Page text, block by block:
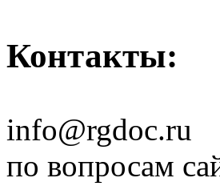
Контакты:
info@rgdoc.ru
по вопросам